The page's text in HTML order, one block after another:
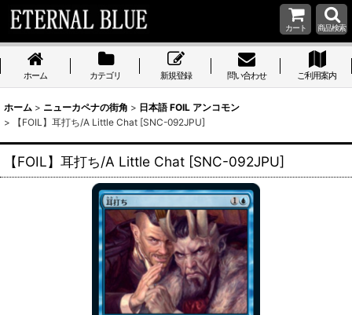
カート 商品検索
ホーム カテゴリ 新規登録 問い合わせ ご利用案内
ホーム > ニューカペナの街角 > 日本語 FOIL アンコモン
>
【FOIL】耳打ち/A Little Chat [SNC-092JPU]
【FOIL】耳打ち/A Little Chat [SNC-092JPU]